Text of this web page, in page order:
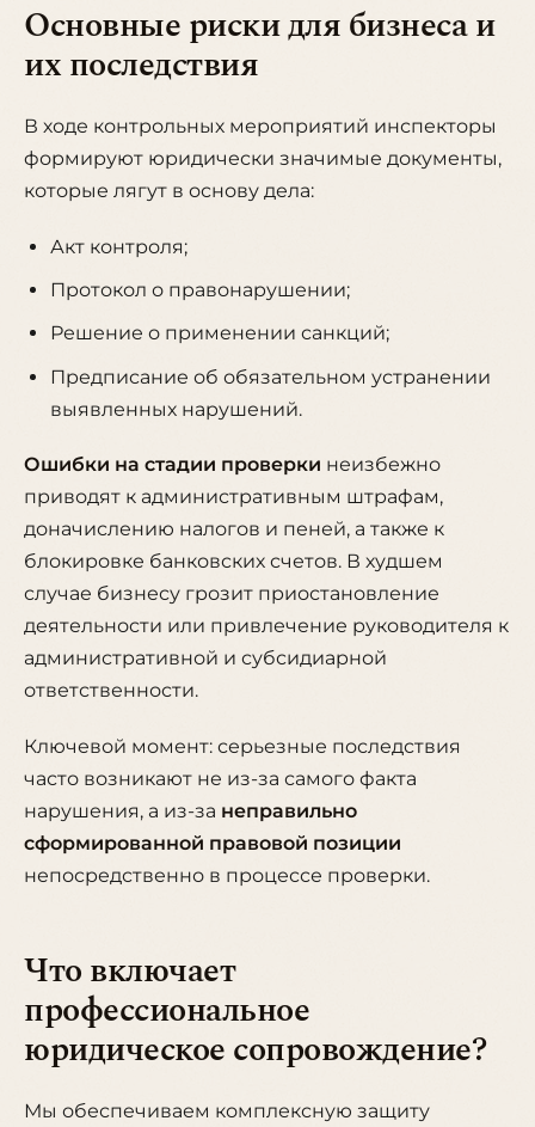
Основные риски для бизнеса и
их последствия
В ходе контрольных мероприятий инспекторы
формируют юридически значимые документы,
которые лягут в основу дела:
Акт контроля;
Протокол о правонарушении;
Решение о применении санкций;
Предписание об обязательном устранении
выявленных нарушений.
Ошибки на стадии проверки неизбежно
приводят к административным штрафам,
доначислению налогов и пеней, а также к
блокировке банковских счетов. В худшем
случае бизнесу грозит приостановление
деятельности или привлечение руководителя к
административной и субсидиарной
ответственности.
Ключевой момент: серьезные последствия
часто возникают не из-за самого факта
нарушения, а из-за неправильно
сформированной правовой позиции
непосредственно в процессе проверки.
Что включает
профессиональное
юридическое сопровождение?
Мы обеспечиваем комплексную защиту